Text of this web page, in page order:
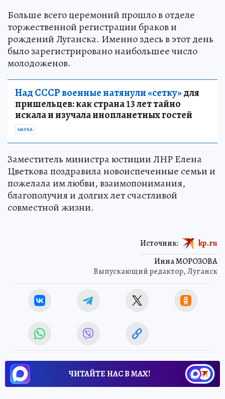
Больше всего церемоний прошло в отделе
торжественной регистрации браков и
рождений Луганска. Именно здесь в этот день
было зарегистрировано наибольшее число
молодоженов.
Над СССР военные натянули «сетку»для
пришельцев: как страна 13 лет тайно
искала и изучала инопланетных гостей
НАУКА
Заместитель министра юстиции ЛНР Елена
Цветкова поздравила новоиспеченные семьи и
пожелала им любви, взаимопонимания,
благополучия и долгих лет счастливой
совместной жизни.
Инна МОРОЗОВА
Выпускающий редактор, Луганск
Источник: kp.ru
ЧИТАЙТЕ НАС В МАХ!